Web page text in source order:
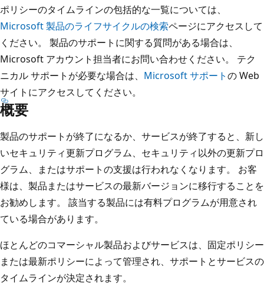
ポリシーのタイムラインの包括的な一覧については、
Microsoft 製品のライフサイクルの検索ページにアクセスして
ください。 製品のサポートに関する質問がある場合は、
Microsoft アカウント担当者にお問い合わせください。 テク
ニカル サポートが必要な場合は、 Microsoft サポートの Web
サイトにアクセスしてください。
概要
製品のサポートが終了になるか、サービスが終了すると、新し
いセキュリティ更新プログラム、セキュリティ以外の更新プロ
グラム、またはサポートの支援は行われなくなります。 お客
様は、製品またはサービスの最新バージョンに移行することを
お勧めします。 該当する製品には有料プログラムが用意され
ている場合があります。
ほとんどのコマーシャル製品およびサービスは、固定ポリシー
または最新ポリシーによって管理され、サポートとサービスの
タイムラインが決定されます。